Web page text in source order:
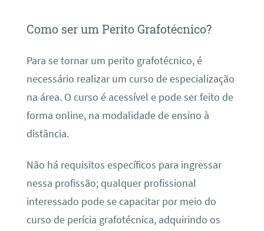
Como ser um Perito Grafotécnico?
Para se tornar um perito grafotécnico, é
necessário realizar um curso de especialização
na área. O curso é acessível e pode ser feito de
forma online, na modalidade de ensino à
distância.
Não há requisitos específicos para ingressar
nessa profissão; qualquer profissional
interessado pode se capacitar por meio do
curso de perícia grafotécnica, adquirindo os